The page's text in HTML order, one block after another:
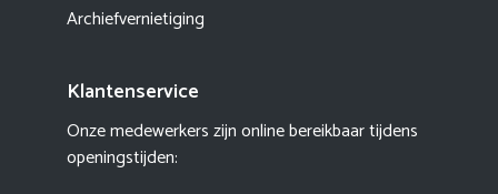
Archiefvernietiging
Klantenservice
Onze medewerkers zijn online bereikbaar tijdens
openingstijden: